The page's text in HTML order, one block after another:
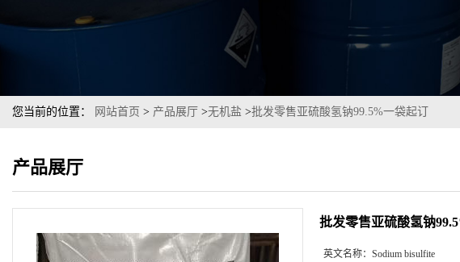
您当前的位置： 网站首页 > 产品展厅 >无机盐 >批发零售亚硫酸氢钠99.5%一袋起订
产品展厅
批发零售亚硫酸氢钠
英文名称： Sodium bisulfite